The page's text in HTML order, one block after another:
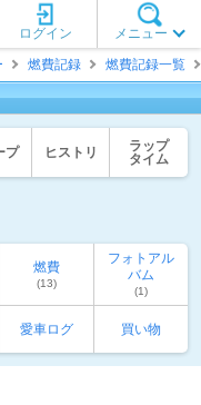
メニュー
ログイン
燃費記録 燃費記録一覧
プ ヒストリ
ラップ
タイム
燃費
(13)
フォトアル
バム
(1)
愛車ログ 買い物